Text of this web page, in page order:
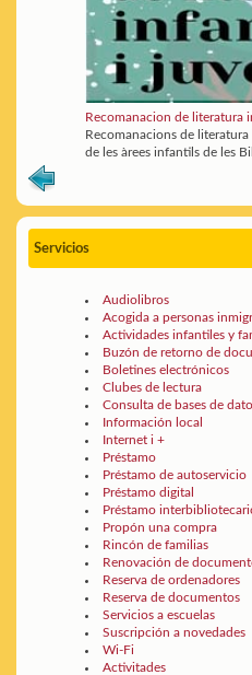
Recomanacion de
Recomanacions de
de les àrees infantils de les
Servicios
Audiolibros
Acogida a personas
Actividades infantiles y
Buzón de retorno de
Boletines electrónicos
Clubes de lectura
Consulta de bases de
Información local
Internet i +
Préstamo
Préstamo de autoservicio
Préstamo digital
Préstamo
Propón una compra
Rincón de familias
Renovación de
Reserva de ordenadores
Reserva de documentos
Servicios a escuelas
Suscripción a novedades
Wi-Fi
Activitades